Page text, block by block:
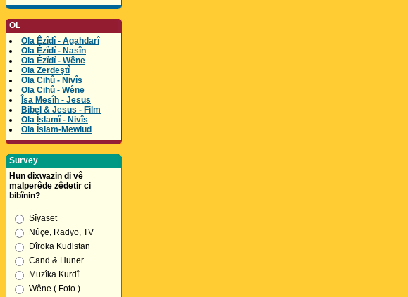
OL
Ola Êzîdî - Agahdarî
Ola Êzîdî - Nasîn
Ola Êzîdî - Wêne
Ola Zerdeştî
Ola Cihû - Nivîs
Ola Cihû - Wêne
Îsa Mesîh - Jesus
Bibel & Jesus - Film
Ola Îslamî - Nivîs
Ola Îslam-Mewlud
Survey
Hun dixwazin di vê
malperêde zêdetir ci
bibînin?
Sîyaset
Nûçe, Radyo, TV
Dîroka Kudistan
Cand & Huner
Muzîka Kurdî
Wêne ( Foto )